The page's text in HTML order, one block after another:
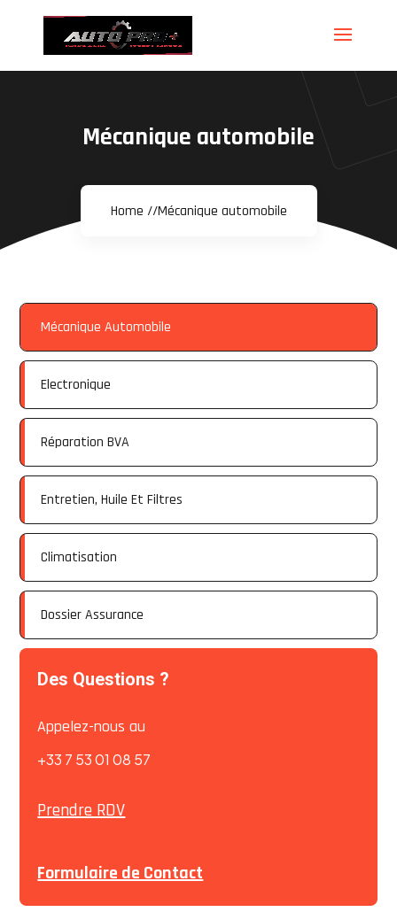
Mécanique automobile
Home //Mécanique automobile
Mécanique Automobile
Electronique
Réparation BVA
Entretien, Huile Et Filtres
Climatisation
Dossier Assurance
Des Questions ?
Appelez-nous au
+33 7 53 01 08 57
Prendre RDV
Formulaire de Contact